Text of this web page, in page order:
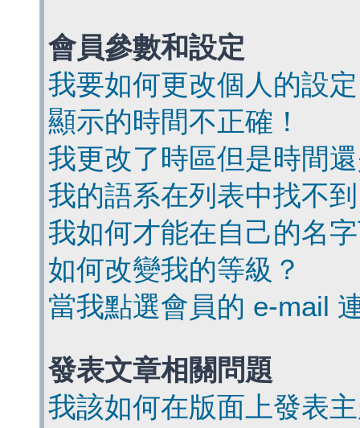
會員參數和設定
我要如何更改個人的設
顯示的時間不正確！
我更改了時區但是時間
我的語系在列表中找不
我如何才能在自己的名
如何改變我的等級？
當我點選會員的 e-mail
發表文章相關問題
我該如何在版面上發表